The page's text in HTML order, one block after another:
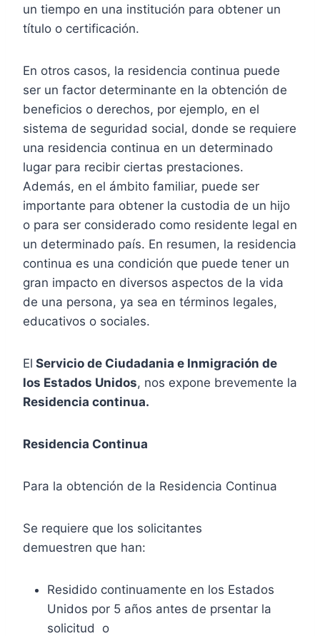
un tiempo en una institución para obtener un
título o certificación.
En otros casos, la residencia continua puede
ser un factor determinante en la obtención de
beneficios o derechos, por ejemplo, en el
sistema de seguridad social, donde se requiere
una residencia continua en un determinado
lugar para recibir ciertas prestaciones.
Además, en el ámbito familiar, puede ser
importante para obtener la custodia de un hijo
o para ser considerado como residente legal en
un determinado país. En resumen, la residencia
continua es una condición que puede tener un
gran impacto en diversos aspectos de la vida
de una persona, ya sea en términos legales,
educativos o sociales.
El Servicio de Ciudadania e Inmigración de
los Estados Unidos, nos expone brevemente la
Residencia continua.
Residencia Continua
Para la obtención de la Residencia Continua
Se requiere que los solicitantes
demuestren que han:
Residido continuamente en los Estados
Unidos por 5 años antes de prsentar la
solicitud o